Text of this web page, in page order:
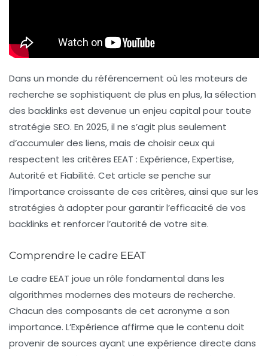
Dans un monde du référencement où les moteurs de
recherche se sophistiquent de plus en plus, la sélection
des backlinks est devenue un enjeu capital pour toute
stratégie SEO. En 2025, il ne s’agit plus seulement
d’accumuler des liens, mais de choisir ceux qui
respectent les critères EEAT : Expérience, Expertise,
Autorité et Fiabilité. Cet article se penche sur
l’importance croissante de ces critères, ainsi que sur les
stratégies à adopter pour garantir l’efficacité de vos
backlinks et renforcer l’autorité de votre site.
Comprendre le cadre EEAT
Le cadre EEAT joue un rôle fondamental dans les
algorithmes modernes des moteurs de recherche.
Chacun des composants de cet acronyme a son
importance. L’Expérience affirme que le contenu doit
provenir de sources ayant une expérience directe dans